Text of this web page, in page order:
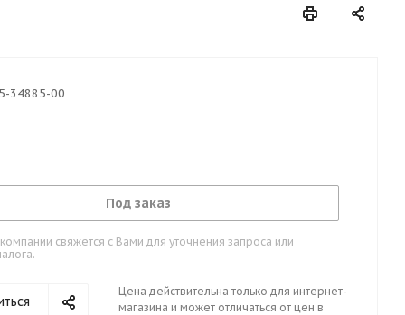
34885-00
Под заказ
свяжется с Вами для уточнения запроса или
Цена действительна только для интернет-
магазина и может отличаться от цен в